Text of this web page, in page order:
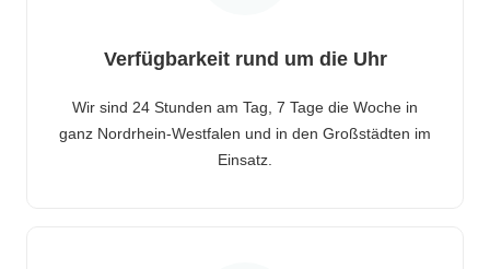
Verfügbarkeit rund um die Uhr
Wir sind 24 Stunden am Tag, 7 Tage die Woche in
ganz Nordrhein-Westfalen und in den Großstädten im
Einsatz.